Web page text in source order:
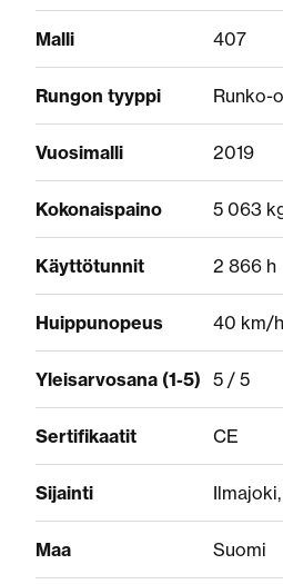
Malli 407
Rungon tyyppi Runko-
Vuosimalli 2019
Kokonaispaino 5 063
Käyttötunnit 2 866 h
Huippunopeus 40 km/h
Yleisarvosana (1-5) 5 / 5
Sertifikaatit CE
Sijainti
Maa Suomi